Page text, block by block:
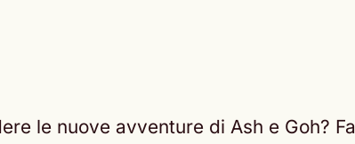
le nuove avventure di Ash e Goh?